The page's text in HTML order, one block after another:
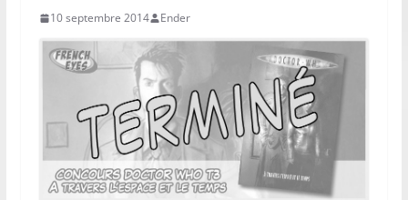
10 septembre 2014 Ender